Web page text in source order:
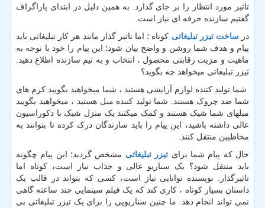
تاثیر مورد انتظار را بر جای گذارد. به همین دلیل در ابتدای پاراگراف
گفتیم سازنده حرفه ای نیاز است.
درساخت تیزر تبلیغاتی کوتاه ؛ اما تاثیر گذار مانند هر کار تبلیغاتی باید
پیام و هدف شما روشن و واضح بیان شود؛ این پیام را خود با توجه به
ماهیت و مزیت رقابتی محصول ، انتخاب و به تیم سازنده اطلاع دهید.
تیزر تبلیغاتی میخواهد چه بگوید؟
شما تولید کننده لوازم آرایشی هستید ، شما میخواهید بگویید کرم های
شما ضد چروک هستند. شما تولید کننده مبل هستید ، میخواهید بگویید
مبلهای شما شیک هستند و کمک میکنند یک منزل شیک با دکوراسیون
عالی داشته باشید، این پیام را باید سازندگان درک کرده تا بتوانند به
مخاطبین منتقل کنند.
حال که پیام شما برای تیزر تبلیغاتی مشخص گردید؛ این پیام چگونه
باید منتقل شود؟ یک سناریو عالی و جذاب نیاز است، کوتاه اما
تاثیرگذار. نویسنده توانایی نیاز است، کسی که بتواند در قالب یک
داستان بسیار کوتاه ، کاری کند که یک فیلم سینمایی چند ساعته گاهی
نمی تواند انجام دهد. ما چنین سناریویی را برای یک تیزر تبلیغاتی بی